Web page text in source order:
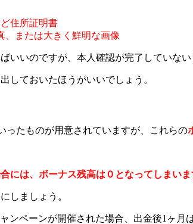
住所証明書
、または大きく鮮明な画像
いいのですが、本人確認が完了していな
しておいたほうがいいでしょう。
ったものが用意されていますが、これらの
には、ボーナス残高は０となってしまいま
しましょう。
ンペーンが開催された場合、出金後1ヶ月